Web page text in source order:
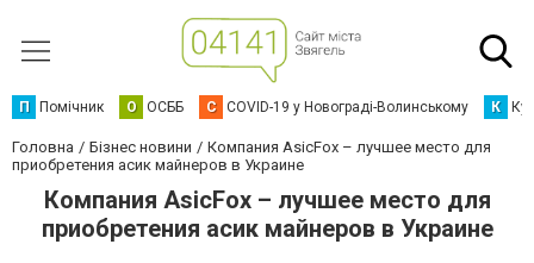
П Помічник О ОСББ C COVID-19 у Новограді-Волинському К
Головна Бізнес новини
Компания AsicFox – лучшее место для
приобретения асик майнеров в Украине
Компания AsicFox – лучшее место для
приобретения асик майнеров в Украине